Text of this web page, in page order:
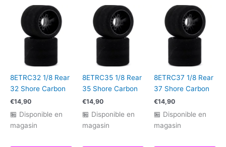
8ETRC32 1/8 Rear
32 Shore Carbon
€14,90
🏪 Disponible en
magasin
8ETRC35 1/8 Rear
35 Shore Carbon
€14,90
🏪 Disponible en
magasin
8ETRC37 1/8 Rear
37 Shore Carbon
€14,90
🏪 Disponible en
magasin